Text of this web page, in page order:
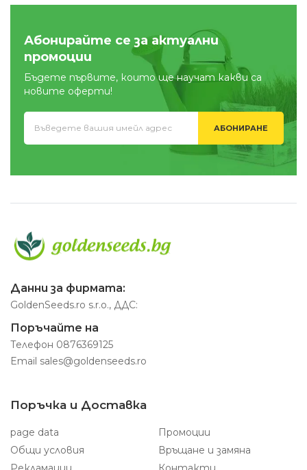
Абонирайте се за актуални
промоции
Бъдете първите, които ще научат какви са
новите оферти!
АБОНИРАНЕ
Данни за фирмата:
GoldenSeeds.ro s.r.o., ДДС:
Поръчайте на
Телефон 0876369125
Email sales@goldenseeds.ro
Поръчка и Доставка
page data
Промоции
Общи условия
Връщане и замяна